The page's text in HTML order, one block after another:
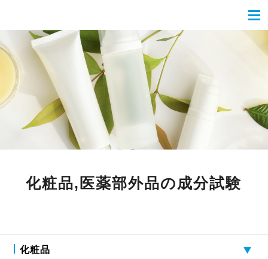
化粧品,医薬部外品の成分試験
化粧品